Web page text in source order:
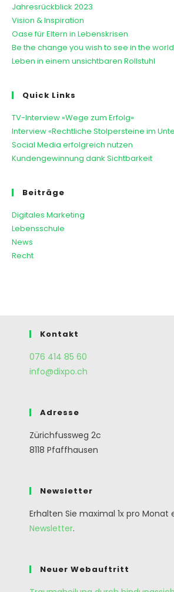
Jahresrückblick 2023
Vision & Inspiration
Oase für Eltern in Lebenskrisen
Be the change you wish to see in the
Leben in einem unsichtbaren Rollstuhl
Quick Links
TV-Interview «Wege zum Erfolg»
Interview «Rechtliche Stolpersteine im
Social Media erfolgreich nutzen
Kundengewinnung dank Sichtbarkeit
Beiträge
Digitales Marketing
Lebensschule
News
Recht
Kontakt
076 414 85 60
info@dixpo.ch
Adresse
Zürichfussweg 2c
8118 Pfaffhausen
Newsletter
Erhalten Sie maximal 1x pro Monat
Newsletter.
Neuer Webauftritt